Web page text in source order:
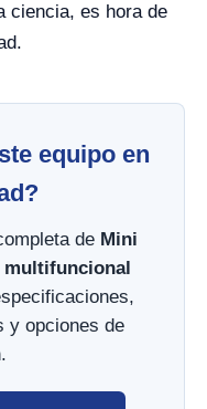
ciencia, es hora de
equipo en
de Mini
multifuncional
y opciones de